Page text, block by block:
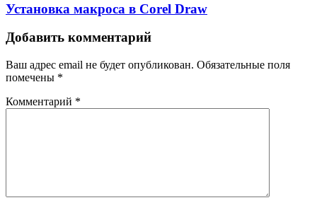
Установка макроса в Corel Draw
Добавить комментарий
Ваш адрес email не будет опубликован. Обязательные поля
помечены *
Комментарий *